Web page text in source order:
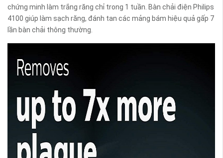
chứng minh làm trắng răng chỉ trong 1 tuần. Bàn chải điện Philips
4100 giúp làm sạch răng, đánh tan các mảng bám hiệu quả gấp 7
lần bàn chải thông thường.